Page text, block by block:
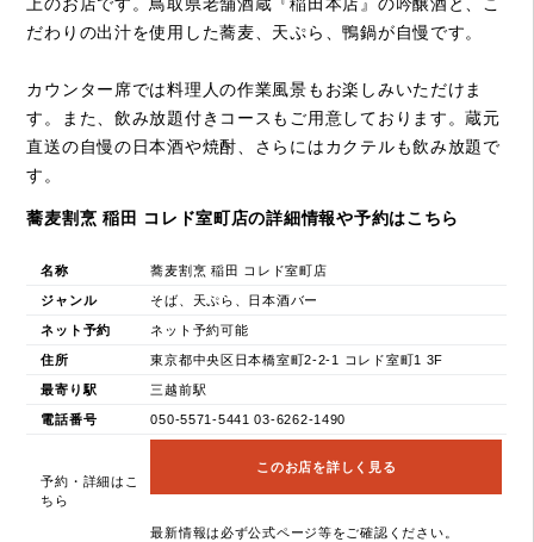
だわりの出汁を使用した蕎麦、天ぷら、鴨鍋が自慢です。
カウンター席では料理人の作業風景もお楽しみいただけま
す。また、飲み放題付きコースもご用意しております。蔵元
直送の自慢の日本酒や焼酎、さらにはカクテルも飲み放題で
す。
蕎麦割烹 稲田 コレド室町店の詳細情報や予約はこちら
名称 蕎麦割烹 稲田 コレド室町店
ジャンル そば、天ぷら、日本酒バー
ネット予約 ネット予約可能
住所 東京都中央区日本橋室町2-2-1 コレド室町1 3F
最寄り駅 三越前駅
電話番号 050-5571-5441 03-6262-1490
予約・詳細はこ
ちら
このお店を詳しく見る
最新情報は必ず公式ページ等をご確認ください。